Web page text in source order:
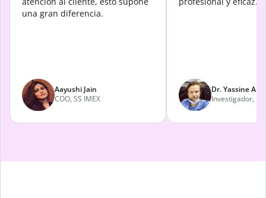
una gran diferencia.
Aayushi Jain
COO, SS IMEX
Dr. Yassine
Investigador,